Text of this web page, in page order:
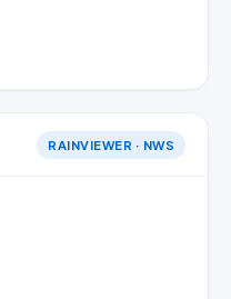
RAINVIEWER · NWS